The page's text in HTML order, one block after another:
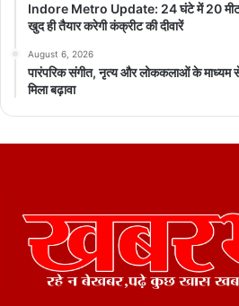
Indore Metro Update: 24 घंटे में 20
खुद ही तैयार करेगी कंक्रीट की दीवारें
August 6, 2026
पारंपरिक संगीत, नृत्य और लोककलाओं के माध्यम
मिला बढ़ावा